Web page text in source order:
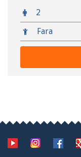
2
Fara